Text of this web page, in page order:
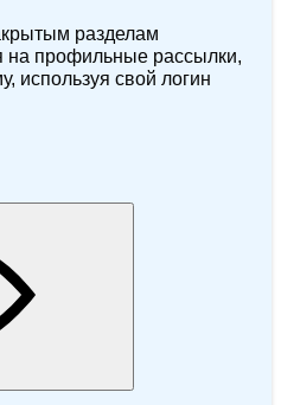
разделам
на профильные рассылки,
используя свой логин